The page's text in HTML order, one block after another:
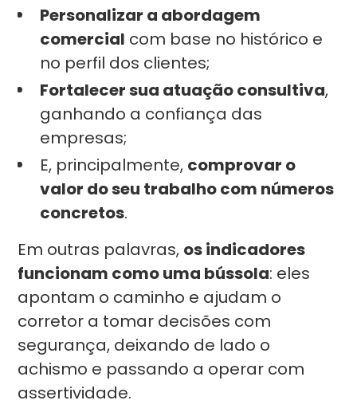
Personalizar a abordagem
comercial com base no histórico e
no perfil dos clientes;
Fortalecer sua atuação consultiva,
ganhando a confiança das
empresas;
E, principalmente, comprovar o
valor do seu trabalho com números
concretos.
Em outras palavras, os indicadores
funcionam como uma bússola: eles
apontam o caminho e ajudam o
corretor a tomar decisões com
segurança, deixando de lado o
achismo e passando a operar com
assertividade.